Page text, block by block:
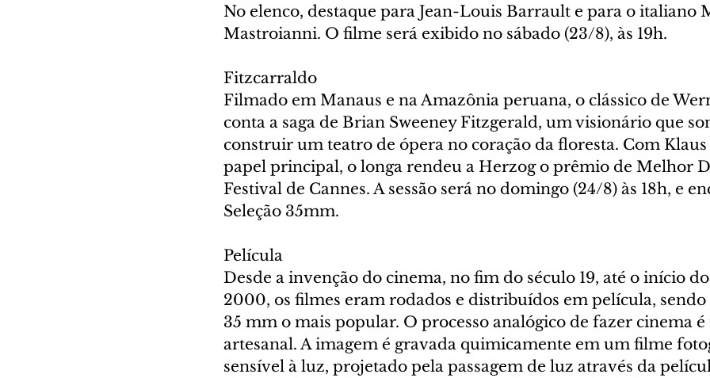
No elenco, destaque para Jean-Louis Barrault e para o italiano
Mastroianni. O filme será exibido no sábado (23/8), às 19h.
Fitzcarraldo
Filmado em Manaus e na Amazônia peruana, o clássico de
conta a saga de Brian Sweeney Fitzgerald, um visionário que
construir um teatro de ópera no coração da floresta. Com
papel principal, o longa rendeu a Herzog o prêmio de Melhor
Festival de Cannes. A sessão será no domingo (24/8) às 18h, e
Seleção 35mm.
Película
Desde a invenção do cinema, no fim do século 19, até o início
2000, os filmes eram rodados e distribuídos em película,
35 mm o mais popular. O processo analógico de fazer cinema
artesanal. A imagem é gravada quimicamente em um filme
sensível à luz, projetado pela passagem de luz através da